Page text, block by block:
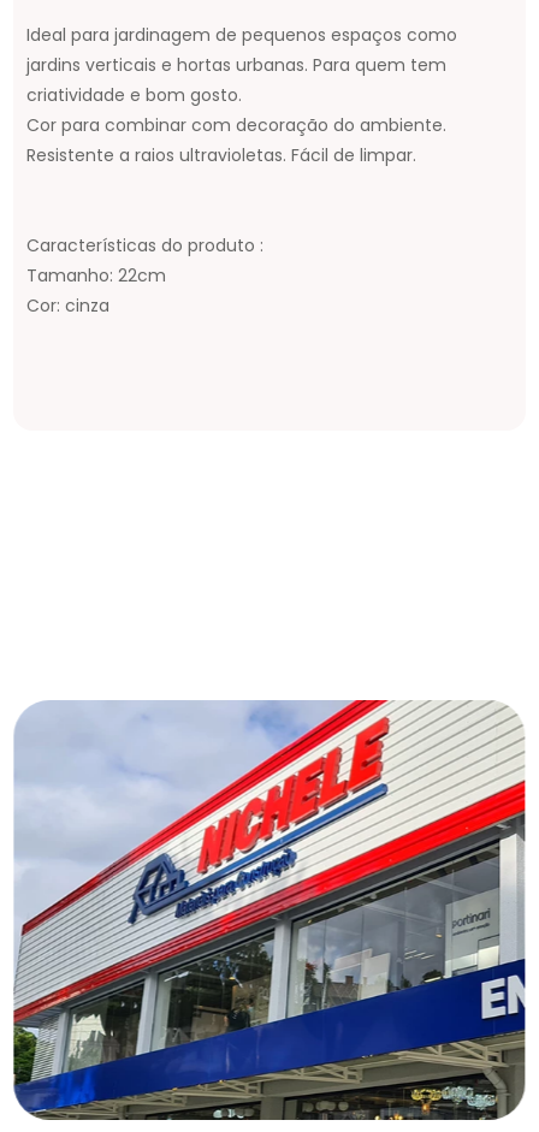
Ideal para jardinagem de pequenos espaços como
jardins verticais e hortas urbanas. Para quem tem
criatividade e bom gosto.
Cor para combinar com decoração do ambiente.
Resistente a raios ultravioletas. Fácil de limpar.
Características do produto :
Tamanho: 22cm
Cor: cinza